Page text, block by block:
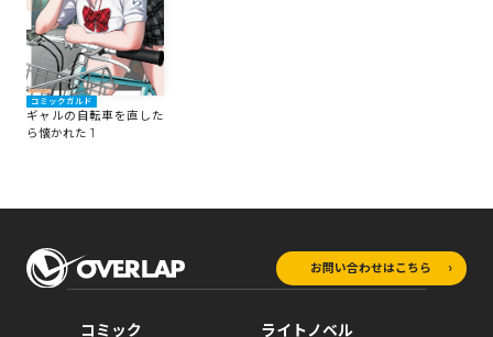
コミックガルド
ギャルの自転車を直した
ら懐かれた 1
お問い合わせはこちら
コミック ライトノベル